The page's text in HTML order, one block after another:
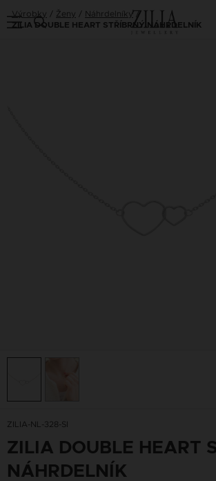
Výrobky Ženy Náhrdelníky
ZILIA DOUBLE HEART STŘÍBRNÝ NÁHRDELNÍK
ZILIA-NL-328-SI
ZILIA DOUBLE HEART
NÁHRDELNÍK